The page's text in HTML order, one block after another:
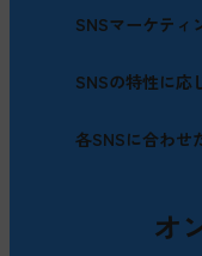
作成した構
生成AIで構
絵コンテに
AIを用いて
合った音楽
SNSマーケティ
SNS運用の
KPI設計
ターゲット
SNSの特性に応
Instagram
TikTok
各SNSに合わせ
オ